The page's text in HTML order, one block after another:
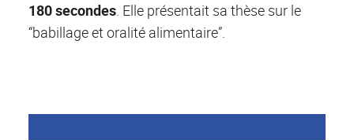
180 secondes. Elle présentait sa thèse sur le
“babillage et oralité alimentaire”.